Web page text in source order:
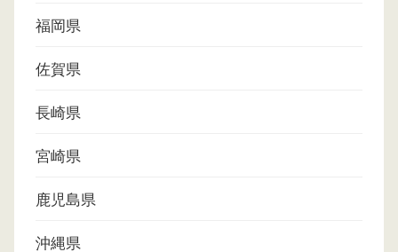
福岡県
佐賀県
長崎県
宮崎県
鹿児島県
沖縄県